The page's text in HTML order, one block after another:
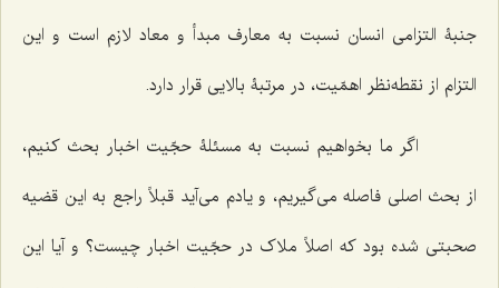
جنبۀ التزامی انسان نسبت به معارف مبدأ و معاد لازم است و این
التزام از نقطه‌نظر اهمّیت، در مرتبۀ بالایی قرار دارد.
اگر ما بخواهیم نسبت به مسئلۀ حجّیت اخبار بحث کنیم،
از بحث اصلی فاصله می‌گیریم، و یادم می‌آید قبلاً راجع به این قضیه
صحبتی شده بود که اصلاً ملاک در حجّیت اخبار چیست؟ و آیا این